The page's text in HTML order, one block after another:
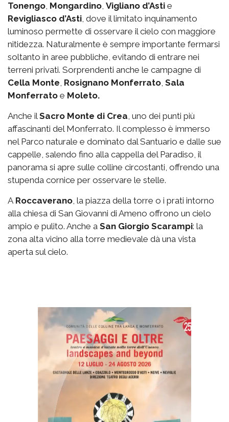
Tonengo, Mongardino, Vigliano d’Asti e
Revigliasco d’Asti, dove il limitato inquinamento
luminoso permette di osservare il cielo con maggiore
nitidezza. Naturalmente è sempre importante fermarsi
soltanto in aree pubbliche, evitando di entrare nei
terreni privati. Sorprendenti anche le campagne di
Cella Monte, Rosignano Monferrato, Sala
Monferrato e Moleto.
Anche ilSacro Monte di Crea, uno dei punti più
affascinanti del Monferrato. Il complesso è immerso
nel Parco naturale e dominato dal Santuario e dalle sue
cappelle, salendo fino alla cappella del Paradiso, il
panorama si apre sulle colline circostanti, offrendo una
stupenda cornice per osservare le stelle.
A Roccaverano, la piazza della torre o i prati intorno
alla chiesa di San Giovanni di Ameno offrono un cielo
ampio e pulito. Anche a San Giorgio Scarampi: la
zona alta vicino alla torre medievale dà una vista
aperta sul cielo.